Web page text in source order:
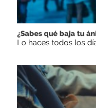
¿Sabes qué baja tu
Lo haces todos los